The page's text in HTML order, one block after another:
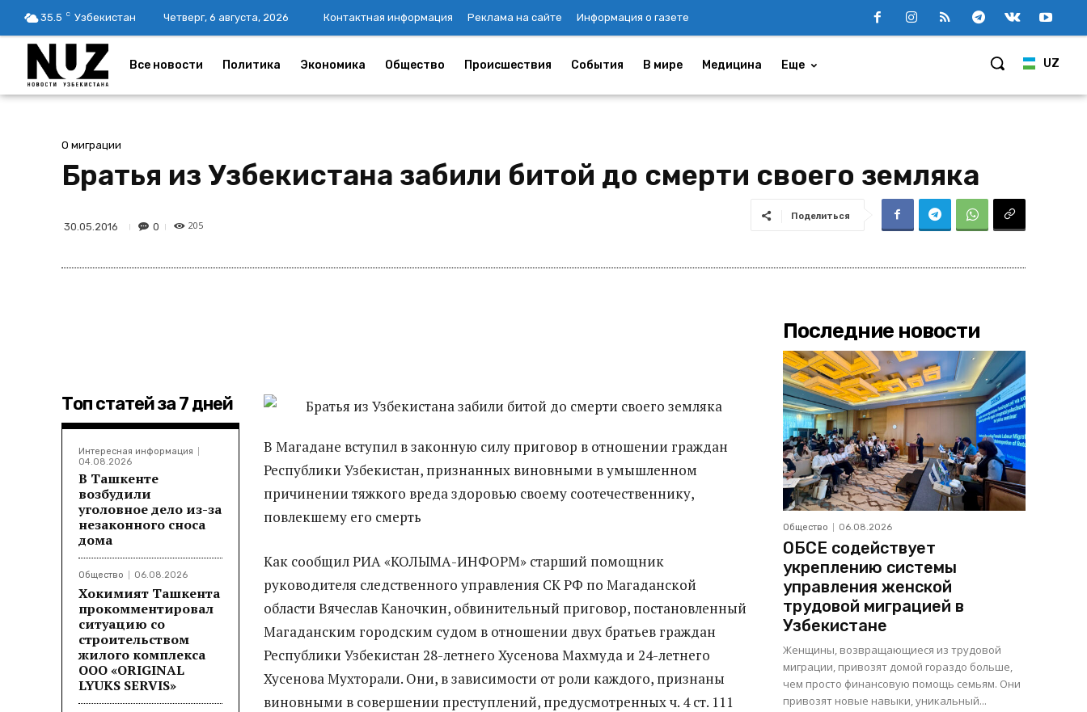
35.5 C Узбекистан Четверг, 6 августа, 2026 Контактная информация Реклама на сайте Информация о газете
UZ
Все новости Политика Экономика Общество Происшествия События В мире Медицина Еще
О миграции
Братья из Узбекистана забили битой до смерти своего земляка
30.05.2016 0 205
Поделиться
Топ статей за 7 дней
Интересная информация
04.08.2026
В Ташкенте
возбудили
уголовное дело из-за
незаконного сноса
дома
Общество 06.08.2026
Хокимият Ташкента
прокомментировал
ситуацию со
строительством
жилого комплекса
ООО «ORIGINAL
LYUKS SERVIS»
В Магадане вступил в законную силу приговор в отношении граждан
Республики Узбекистан, признанных виновными в умышленном
причинении тяжкого вреда здоровью своему соотечественнику,
повлекшему его смерть
Как сообщил РИА «КОЛЫМА-ИНФОРМ» старший помощник
руководителя следственного управления СК РФ по Магаданской
области Вячеслав Каночкин, обвинительный приговор, постановленный
Магаданским городским судом в отношении двух братьев граждан
Республики Узбекистан 28-летнего Хусенова Махмуда и 24-летнего
Хусенова Мухторали. Они, в зависимости от роли каждого, признаны
виновными в совершении преступлений, предусмотренных ч. 4 ст. 111
Последние новости
Общество 06.08.2026
ОБСЕ содействует
укреплению системы
управления женской
трудовой миграцией в
Узбекистане
Женщины, возвращающиеся из трудовой
миграции, привозят домой гораздо больше,
чем просто финансовую помощь семьям. Они
привозят новые навыки, уникальный...